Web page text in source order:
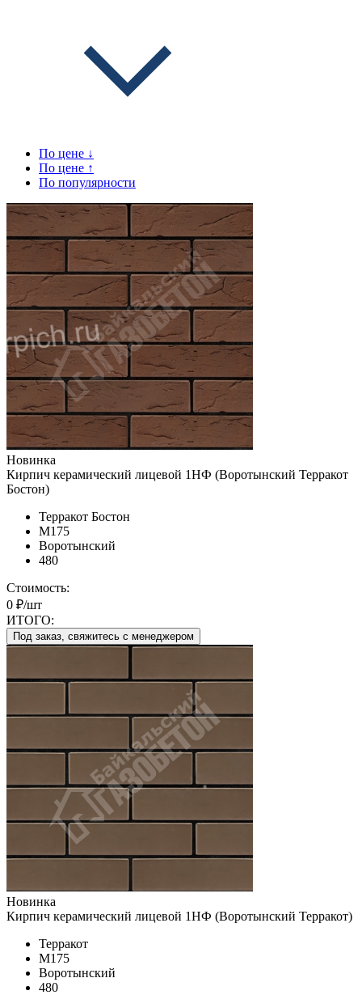
По цене ↓
По цене ↑
По популярности
Новинка
Кирпич керамический лицевой 1НФ (Воротынский Терракот
Бостон)
Терракот Бостон
М175
Воротынский
480
Стоимость:
0 ₽/шт
ИТОГО:
Под заказ, свяжитесь с менеджером
Новинка
Кирпич керамический лицевой 1НФ (Воротынский Терракот)
Терракот
М175
Воротынский
480